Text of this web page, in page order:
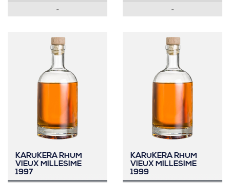
-
-
KARUKERA RHUM
VIEUX MILLESIME
1997
KARUKERA RHUM
VIEUX MILLESIME
1999